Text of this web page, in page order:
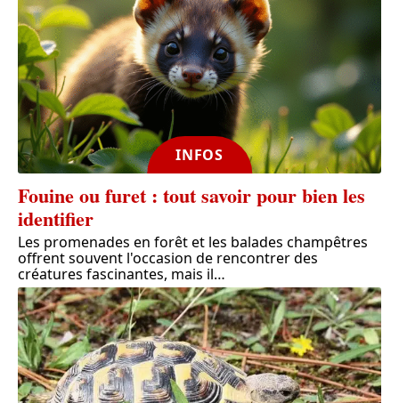
INFOS
Fouine ou furet : tout savoir pour bien les
identifier
Les promenades en forêt et les balades champêtres
offrent souvent l'occasion de rencontrer des
créatures fascinantes, mais il…